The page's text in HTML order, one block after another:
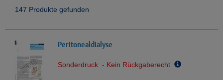
147 Produkte gefunden
Peritonealdialyse
Sonderdruck - Kein Rückgaberecht